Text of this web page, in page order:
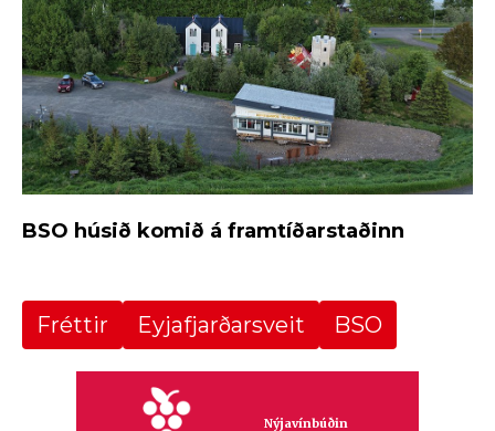
BSO húsið komið á framtíðarstaðinn
Fréttir Eyjafjarðarsveit BSO